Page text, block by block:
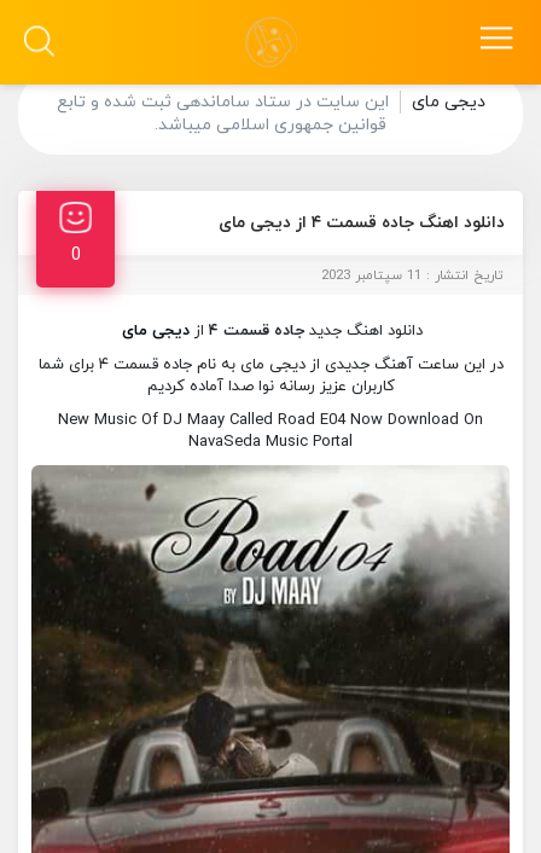
دیجی مای
این سایت در ستاد ساماندهی ثبت شده و تابع
قوانین جمهوری اسلامی میباشد.
دانلود اهنگ جاده قسمت ۴ از دیجی مای
0
تاریخ انتشار : 11 سپتامبر 2023
دانلود اهنگ جدیدجاده قسمت ۴ ازدیجی مای
در این ساعت آهنگ جدیدی از دیجی مای به نام جاده قسمت ۴ برای شما
کاربران عزیز رسانه نوا صدا آماده کردیم
New Music Of DJ Maay Called Road E04 Now Download On
NavaSeda Music Portal